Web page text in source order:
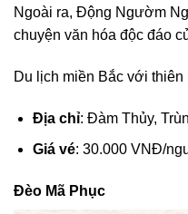
Ngoài ra, Động Ngườm
chuyện văn hóa độc đáo
Du lịch miền Bắc với
Địa chỉ: Đàm Thủy,
Giá vé: 30.000 VNĐ/
Đèo Mã Phục